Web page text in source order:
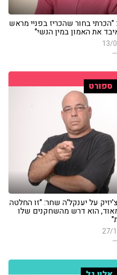
"הכרתי בחור שהכריז בפניי מראש
את האמון במין הנשי"
13/
ספורט
על יענקל'ה שחר: "זו החלטה
הוא דרש מהשחקנים שלו
27/